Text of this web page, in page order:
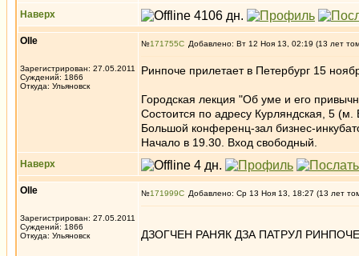
Наверх
Olle
Зарегистрирован: 27.05.2011
Суждений: 1866
Откуда: Ульяновск
№171755 Добавлено: Вт 12 Ноя 13, 02:19 (13 лет
Ринпоче прилетает в Петербург 15
Городская лекция "Об уме и его
Состоится по адресу Курляндская, 5 (м.
Большой конференц-зал бизнес-
Начало в 19.30. Вход свободный.
Наверх
Olle
Зарегистрирован: 27.05.2011
Суждений: 1866
Откуда: Ульяновск
№171999 Добавлено: Ср 13 Ноя 13, 18:27 (13 лет
ДЗОГЧЕН РАНЯК ДЗА ПАТРУЛ РИНПОЧЕ